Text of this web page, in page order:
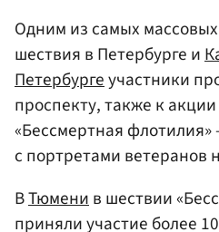
Одним из самых массовых
шествия в Петербурге и
Петербургеучастники
проспекту, также к
«Бессмертная флотилия»
с портретами ветеранов
ВТюменив шествии
приняли участие более